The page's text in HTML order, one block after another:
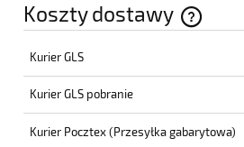
Koszty dostawy
Cena nie zawiera ewentualnych
Kurier GLS
Kurier GLS pobranie
Kurier Pocztex(Przesyłka gabarytowa)